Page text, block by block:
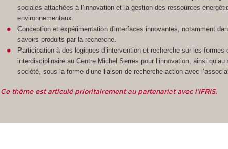
sociales attachées à l’innovation et la gestion des ressources
environnementaux.
Conception et expérimentation d'interfaces innovantes, notamment
savoirs produits par la recherche.
Participation à des logiques d’intervention et recherche sur les formes
interdisciplinaire au Centre Michel Serres pour l’innovation, ainsi
société, sous la forme d’une liaison de recherche-action avec
Ce thème est articulé prioritairement au partenariat avec l'IFRIS.